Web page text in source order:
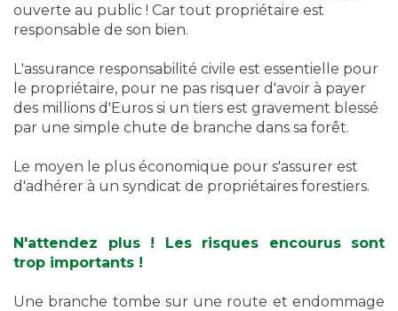
ouverte au public ! Car tout propriétaire est
responsable de son bien.
L'assurance responsabilité civile est essentielle pour
le propriétaire, pour ne pas risquer d'avoir à payer
des millions d'Euros si un tiers est gravement blessé
par une simple chute de branche dans sa forêt.
Le moyen le plus économique pour s'assurer est
d'adhérer à un syndicat de propriétaires forestiers.
N'attendez plus ! Les risques encourus sont
trop importants !
Une branche tombe sur une route et endommage